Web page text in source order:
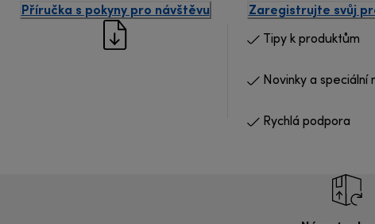
Příručka s pokyny pro návštěvu Zaregistrujte svůj
Tipy k produktům
Novinky a speciální
Rychlá podpora